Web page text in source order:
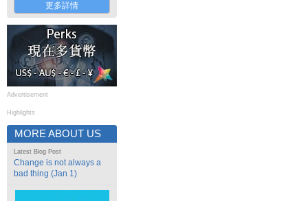
更多詳情
Advertisement
Highlights
MORE ABOUT US
Latest Blog Post
Change is not always a
bad thing (Jan 1)